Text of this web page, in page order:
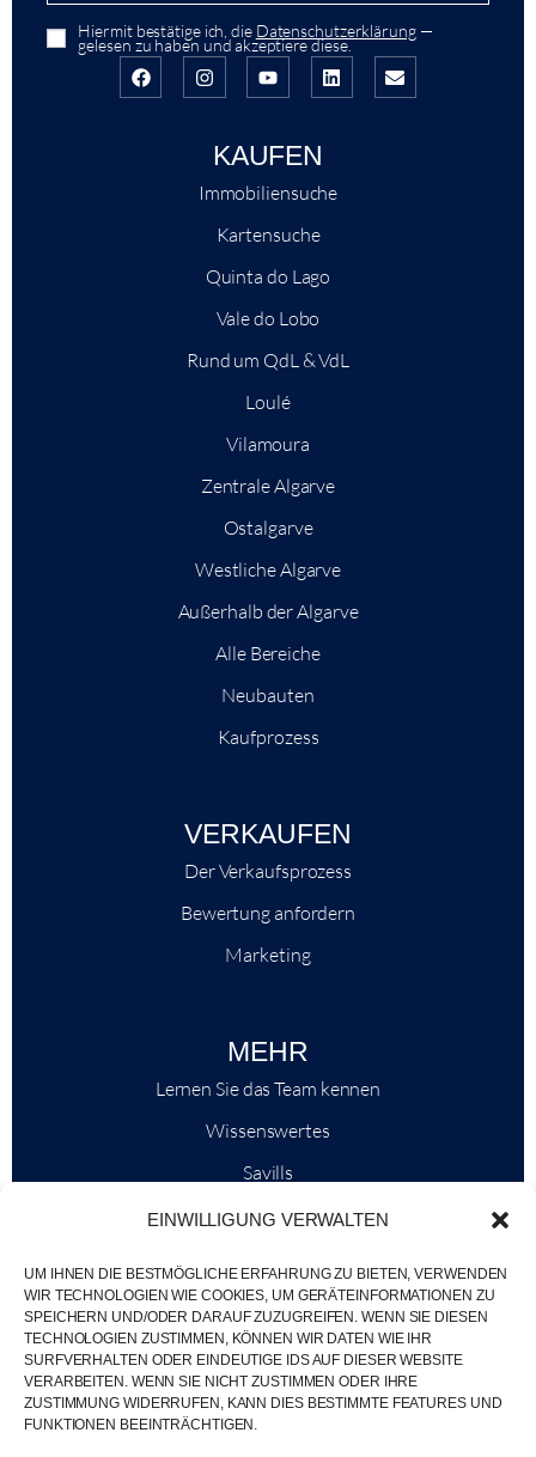
EINWILLIGUNG VERWALTEN
UM IHNEN DIE BESTMÖGLICHE ERFAHRUNG ZU BIETEN, VERWENDEN
WIR TECHNOLOGIEN WIE COOKIES, UM GERÄTEINFORMATIONEN ZU
SPEICHERN UND/ODER DARAUF ZUZUGREIFEN. WENN SIE DIESEN
TECHNOLOGIEN ZUSTIMMEN, KÖNNEN WIR DATEN WIE IHR
SURFVERHALTEN ODER EINDEUTIGE IDS AUF DIESER WEBSITE
VERARBEITEN. WENN SIE NICHT ZUSTIMMEN ODER IHRE
ZUSTIMMUNG WIDERRUFEN, KANN DIES BESTIMMTE FEATURES UND
FUNKTIONEN BEEINTRÄCHTIGEN.
Hiermit bestätige ich, die Datenschutzerklärung—
gelesen zu haben und akzeptiere diese.
KAUFEN
Immobiliensuche
Kartensuche
Quinta do Lago
Vale do Lobo
Rund um QdL & VdL
Loulé
Vilamoura
Zentrale Algarve
Ostalgarve
Westliche Algarve
Außerhalb der Algarve
Alle Bereiche
Neubauten
Kaufprozess
VERKAUFEN
Der Verkaufsprozess
Bewertung anfordern
Marketing
MEHR
Lernen Sie das Team kennen
Wissenswertes
Savills
Marktinformationen
Nachrichten & Veranstaltungen
Karten der Region
Gemeinschaft
Karriere